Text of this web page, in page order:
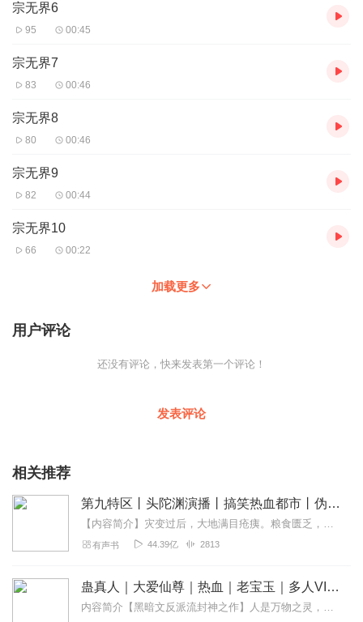
宗无界6
95 00:45
宗无界7
83 00:46
宗无界8
80 00:46
宗无界9
82 00:44
宗无界10
66 00:22
加载更多
用户评论
还没有评论，快来发表第一个评论！
发表评论
相关推荐
第九特区丨头陀渊演播丨搞笑热血都市丨伪戒丨VIP免费多人有声剧
【内容简介】灾变过后，大地满目疮痍。粮食匮乏，资源紧俏，局势混乱……一位从待规划区杀出来的青年，背对着漫天黄沙，孤身来到九区谋生，却不曾想偶然结识三五好友，一念...
有声书 44.39亿 2813
蛊真人｜大爱仙尊｜热血｜老宝玉｜多人VIP免费有声剧
内容简介【黑暗文反派流封神之作】人是万物之灵，蛊是天地真精。一个穿越者不断重生的故事。一个养蛊、炼蛊、用蛊的奇特世界。配音组（男角色）老宝玉旁白...